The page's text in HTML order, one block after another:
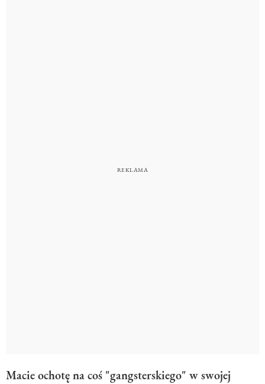
Macie ochotę na coś "gangsterskiego" w swojej